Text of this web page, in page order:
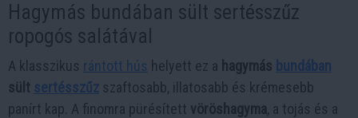
Hagymás bundában sült sertésszűz
ropogós salátával
A klasszikus rántott hús helyett ez a hagymás bundában
sült sertésszűz szaftosabb, illatosabb és krémesebb
panírt kap. A finomra pürésített vöröshagyma, a tojás és a